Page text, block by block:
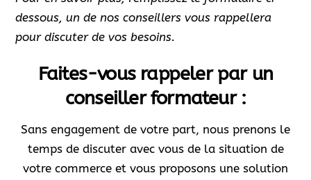
dessous, un de nos conseillers vous rappellera
pour discuter de vos besoins.
Faites-vous rappeler par un
conseiller formateur :
Sans engagement de votre part, nous prenons le
temps de discuter avec vous de la situation de
votre commerce et vous proposons une solution